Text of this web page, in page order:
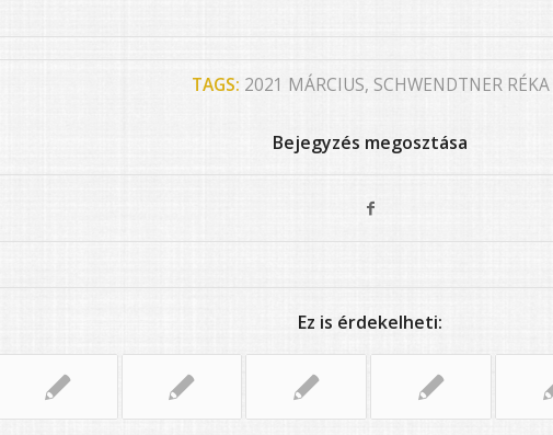
TAGS: 2021 MÁRCIUS, SCHWENDTNER RÉKA
Bejegyzés megosztása
Ez is érdekelheti: